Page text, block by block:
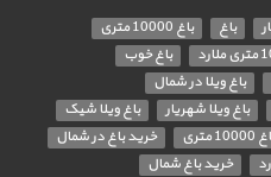
باغ
باغ 10000 متری
باغ خوب
باغ ویلا در شمال
باغ ویلا شهریار
باغ ویلا شیک
خرید باغ در شمال
خرید باغ شمال